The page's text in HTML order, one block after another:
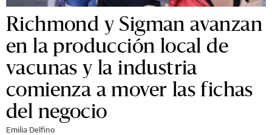
Richmond y Sigman avanzan
en la producción local de
vacunas y la industria
comienza a mover las fichas
del negocio
Emilia Delfino